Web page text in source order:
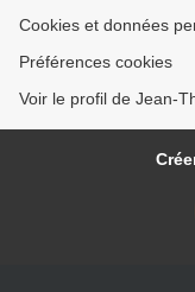
Cookies et données
Préférences cookies
Voir le profil de Jean-